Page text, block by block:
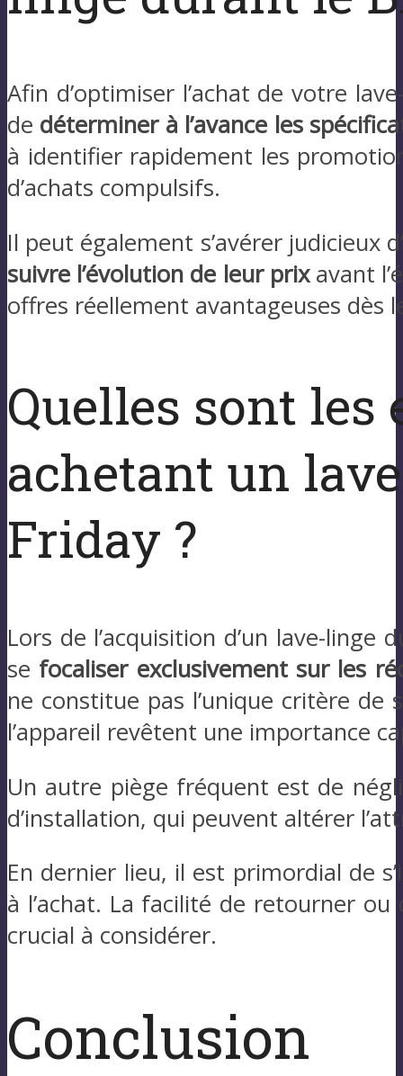
Afin d’optimiser l’achat de votre
de déterminer à l’avance les
à identifier rapidement les
d’achats compulsifs.
Il peut également s’avérer judicieux
suivre l’évolution de leur prixavant
offres réellement avantageuses dès
Quelles sont les
achetant un
Friday ?
Lors de l’acquisition d’un lave-
se focaliser exclusivement sur les
ne constitue pas l’unique critère de
l’appareil revêtent une importance
Un autre piège fréquent est de
d’installation, qui peuvent altérer
En dernier lieu, il est primordial de
à l’achat. La facilité de retourner
crucial à considérer.
Conclusion